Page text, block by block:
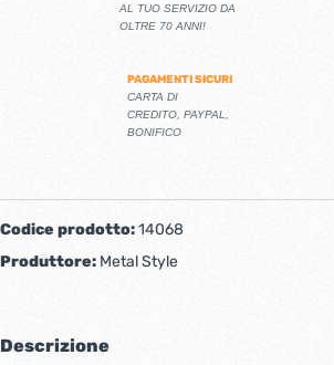
AL TUO SERVIZIO DA
OLTRE 70 ANNI!
PAGAMENTI SICURI
CARTA DI
CREDITO, PAYPAL,
BONIFICO
Codice prodotto:14068
Produttore: Metal Style
Descrizione